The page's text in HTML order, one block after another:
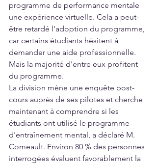
programme de performance mentale
une expérience virtuelle. Cela a peut-
être retardé l'adoption du programme,
car certains étudiants hésitent à
demander une aide professionnelle.
Mais la majorité d'entre eux profitent
du programme.
La division mène une enquête post-
cours auprès de ses pilotes et cherche
maintenant à comprendre si les
étudiants ont utilisé le programme
d'entraînement mental, a déclaré M.
Comeault. Environ 80 % des personnes
interrogées évaluent favorablement la